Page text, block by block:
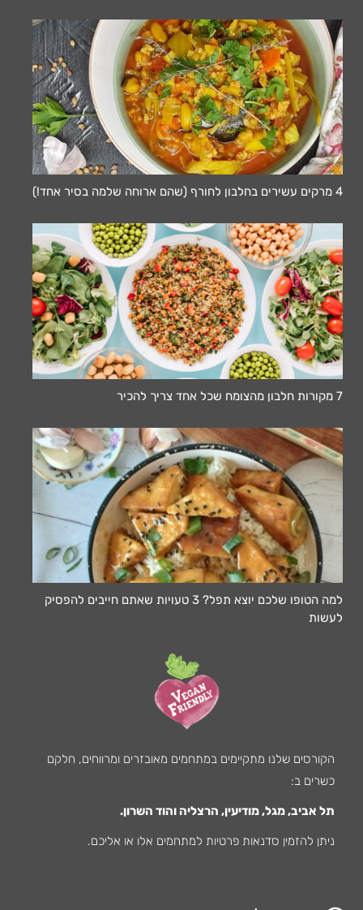
4 מרקים עשירים בחלבון לחורף (שהם ארוחה שלמה בסיר אחד!)
7 מקורות חלבון מהצומח שכל אחד צריך להכיר
למה הטופו שלכם יוצא תפל? 3 טעויות שאתם חייבים להפסיק
לעשות
הקורסים שלנו מתקיימים במתחמים מאובזרים ומרווחים, חלקם
כשרים ב:
תל אביב, מגל, מודיעין, הרצליה והוד השרון.
ניתן להזמין סדנאות פרטיות למתחמים אלו או אליכם.